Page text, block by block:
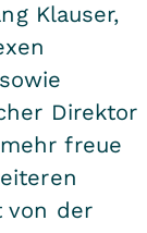
Klauser,
Direktor
freue
von der